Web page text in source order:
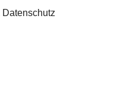
Datenschutz